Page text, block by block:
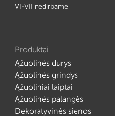
VI-VII nedirbame
Produktai
Ąžuolinės durys
Ąžuolinės grindys
Ąžuoliniai laiptai
Ąžuolinės palangės
Dekoratyvinės sienos